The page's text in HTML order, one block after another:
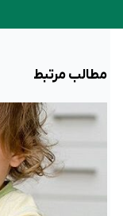
مطالب مرتبط